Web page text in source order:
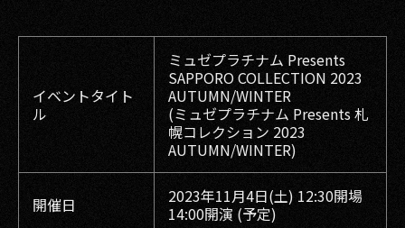
イベントタイト
ル
ミュゼプラチナム Presents
SAPPORO COLLECTION 2023
AUTUMN/WINTER
(ミュゼプラチナム Presents 札
幌コレクション 2023
AUTUMN/WINTER)
開催日
2023年11月4日(土) 12:30開場
14:00開演 (予定)